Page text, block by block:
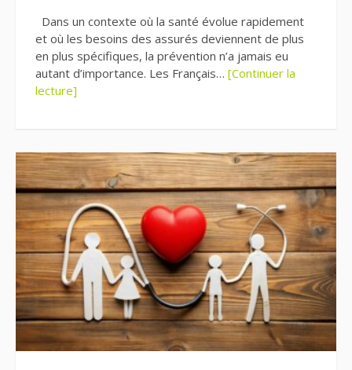
Dans un contexte où la santé évolue rapidement
et où les besoins des assurés deviennent de plus
en plus spécifiques, la prévention n’a jamais eu
autant d’importance. Les Français… [Continuer la
lecture]